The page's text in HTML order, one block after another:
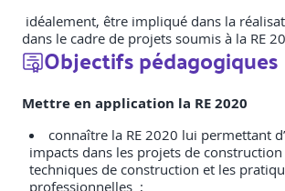
idéalement, être impliqué dans la
dans le cadre de projets soumis à la RE
Objectifs pédagogiques
Mettre en application la RE 2020
connaître la RE 2020 lui permettant
impacts dans les projets de
techniques de construction et les
professionnelles ;